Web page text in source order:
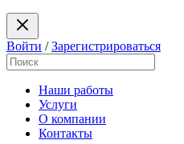
Войти /Зарегистрироваться
Наши работы
Услуги
О компании
Контакты